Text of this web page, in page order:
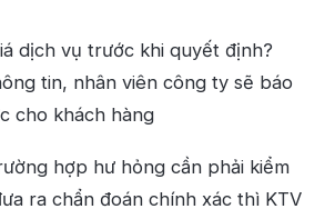
dịch vụ trước khi quyết định?
tin, nhân viên công ty sẽ báo
cho khách hàng
hợp hư hỏng cần phải kiểm
ra chẩn đoán chính xác thì KTV